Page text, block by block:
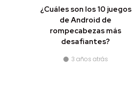
¿Cuáles son los 10 juegos
de Android de
rompecabezas más
desafiantes?
3 años atrás